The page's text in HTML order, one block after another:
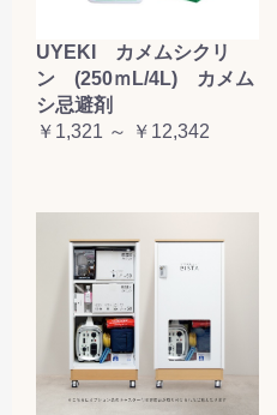
UYEKI カメムシクリ
ン (250ｍL/4L) カメム
シ忌避剤
￥1,321 ～ ￥12,342